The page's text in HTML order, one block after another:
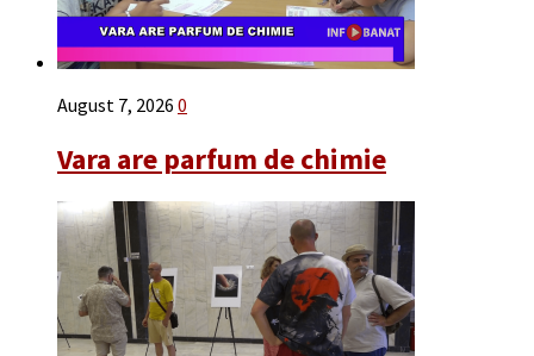
August 7, 2026 0
Vara are parfum de chimie